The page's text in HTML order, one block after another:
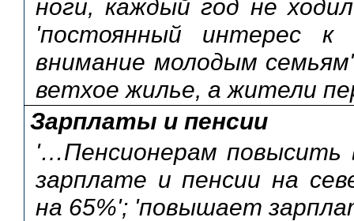
ноги, каждый год не
'постоянный интерес к
внимание молодым
ветхое жилье, а жители
Зарплаты и пенсии
'…Пенсионерам повысить
зарплате и пенсии на
на 65%'; 'повышает